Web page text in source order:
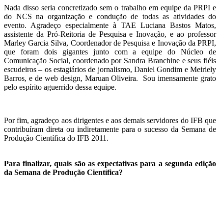
Nada disso seria concretizado sem o trabalho em equipe da PRPI e
do NCS na organização e condução de todas as atividades do
evento. Agradeço especialmente à TAE Luciana Bastos Matos,
assistente da Pró-Reitoria de Pesquisa e Inovação, e ao professor
Marley Garcia Silva, Coordenador de Pesquisa e Inovação da PRPI,
que foram dois gigantes junto com a equipe do Núcleo de
Comunicação Social, coordenado por Sandra Branchine e seus fiéis
escudeiros – os estagiários de jornalismo, Daniel Gondim e Meiriely
Barros, e de web design, Maruan Oliveira. Sou imensamente grato
pelo espírito aguerrido dessa equipe.
Por fim, agradeço aos dirigentes e aos demais servidores do IFB que
contribuíram direta ou indiretamente para o sucesso da Semana de
Produção Científica do IFB 2011.
Para finalizar, quais são as expectativas para a segunda edição
da Semana de Produção Científica?